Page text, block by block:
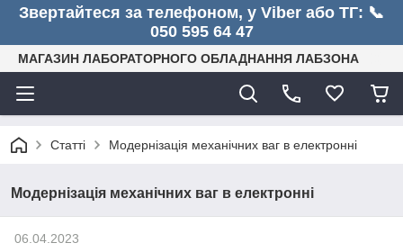
Звертайтеся за телефоном, у Viber або ТГ: 📞
050 595 64 47
МАГАЗИН ЛАБОРАТОРНОГО ОБЛАДНАННЯ ЛАБЗОНА
Статті Модернізація механічних ваг в електронні
Модернізація механічних ваг в електронні
06.04.2023